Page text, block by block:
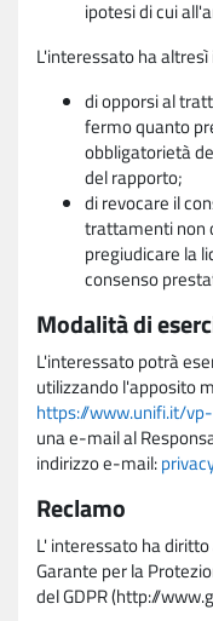
ipotesi di cui
L'interessato ha
di opporsi al
fermo quanto
obbligatorietà
del rapporto;
di revocare il
trattamenti non
pregiudicare la
consenso
Modalità di
L'interessato potrà
utilizzando l'apposito
https://www.unifi.it/
una e-mail al
indirizzo e-mail:
Reclamo
L' interessato ha
Garante per la
del GDPR (http://